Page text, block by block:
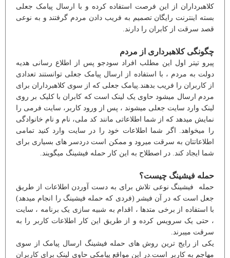
کلاهبرداران از این فرصت استفاده کرده و با ارسال پیامک جعلی
بسته اینترنت رایگان تصمیم به فریب دادن مردم گرفتند و به نوعی
قصد سرقت از کابران را دارند.
چگونگی کلاهبرداری از مردم
پیرو تیتر اول این مطلب افراد سودجو پس از اطلاع رسانی هدیه
دولت به مردم ، با استفاده از ارسال پیامک جعلی توانستند تعدادی
از کاربران را فریب بدهند.پیامک جعلی که از سوی کلاهبرداران برای
مردم ارسال میشود حاوی یک لینک است که کابران با کلیک بر روی
لینک وارد سایت جعلی میشوند ، پس از ورود کاربر، سایت فرمی را
نمایش میدهد که از شما اطلاعاتی مانند کد ملی، نام و نام خانوادگی
را میخواهد. اگر شما اطلاعات خود را در سایت وارد کنید تمامی
اطلاعاتتان به سرقت میرود و ممکن است دردسر های بسیاری برای
شما ایجاد کند. در اصطلاح به این کار حمله فیشینگ میگویند.
حمله فیشینگ چیست؟
حمله فیشینگ نوعی تلاش برای به دست آوردن اطلاعات از طریق
جعل است که در آن فیشر (فردی که حمله فیشینگ را انجام میدهد)
با استفاده از برخی متدها ، اقدام به شبیه سازی یک برنامه ، سایت
، حتی یک سرویس کرده و از طریق این کار اطلاعات کاربر را به
سرقت میبرند.
یکی از رایج ترین روش های حمله فیشینگ ارسال پیامک از سوی
مهاجم به کاربر است.در این مواقع پیامکی حاوی لینک برای کاربران